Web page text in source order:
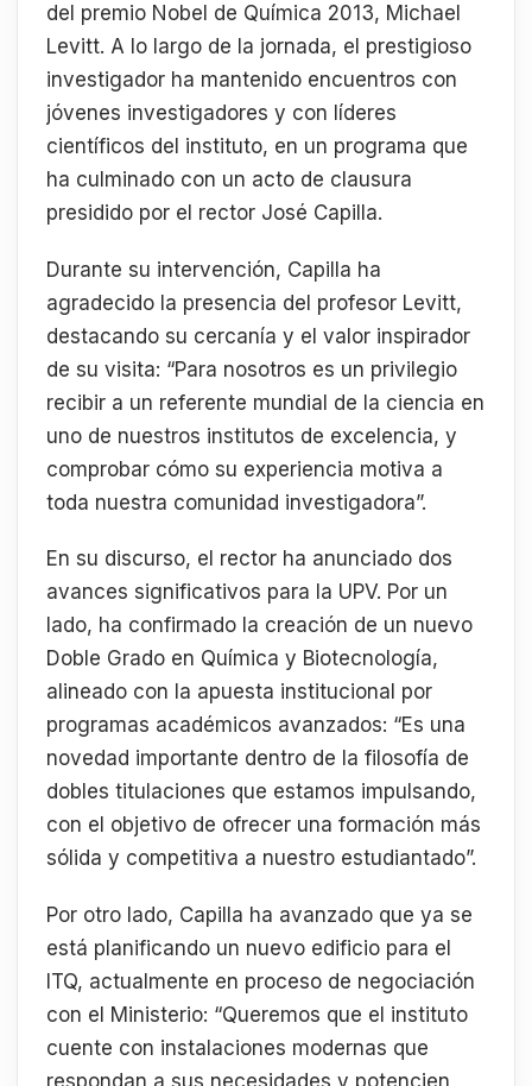
del premio Nobel de Química 2013, Michael
Levitt. A lo largo de la jornada, el prestigioso
investigador ha mantenido encuentros con
jóvenes investigadores y con líderes
científicos del instituto, en un programa que
ha culminado con un acto de clausura
presidido por el rector José Capilla.
Durante su intervención, Capilla ha
agradecido la presencia del profesor Levitt,
destacando su cercanía y el valor inspirador
de su visita: “Para nosotros es un privilegio
recibir a un referente mundial de la ciencia en
uno de nuestros institutos de excelencia, y
comprobar cómo su experiencia motiva a
toda nuestra comunidad investigadora”.
En su discurso, el rector ha anunciado dos
avances significativos para la UPV. Por un
lado, ha confirmado la creación de un nuevo
Doble Grado en Química y Biotecnología,
alineado con la apuesta institucional por
programas académicos avanzados: “Es una
novedad importante dentro de la filosofía de
dobles titulaciones que estamos impulsando,
con el objetivo de ofrecer una formación más
sólida y competitiva a nuestro estudiantado”.
Por otro lado, Capilla ha avanzado que ya se
está planificando un nuevo edificio para el
ITQ, actualmente en proceso de negociación
con el Ministerio: “Queremos que el instituto
cuente con instalaciones modernas que
respondan a sus necesidades y potencien